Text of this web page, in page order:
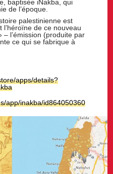
baptisée iNakba, qui
de l’époque.
palestinienne est
l’héroïne de ce nouveau
l’émission (produite par
ce qui se fabrique à
apps/details?
app/inakba/id864050360